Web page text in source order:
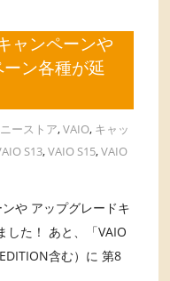
ャンペーンや
ン各種が延
ーストア,VAIO, キャッ
S13,VAIO S15,VAIO
や アップグレードキ
した！ あと、「VAIO
含む）に 第8